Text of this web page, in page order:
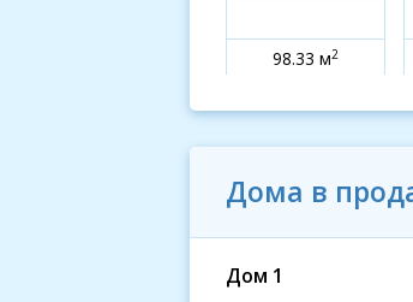
98.33 м2
Дома в
Дом 1